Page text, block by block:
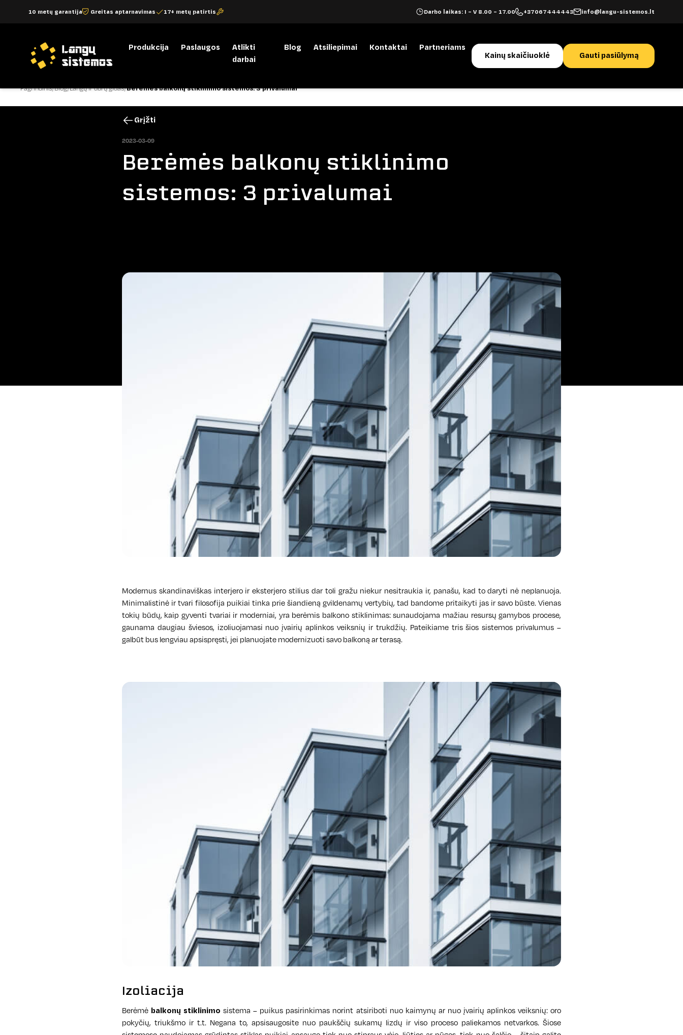
10 metų garantija Greitas aptarnavimas 17+ metų patirtis Darbo laikas: I – V 8.00 – 17.00 +37067444443 info@langu-sistemos.lt
Produkcija Paslaugos
Atlikti
darbai
Blog Atsiliepimai Kontaktai Partneriams
Kainų skaičiuoklė Gauti pasiūlymą
Pagrindinis Blog Langų ir durų gidas Berėmės balkonų stiklinimo sistemos: 3 privalumai
Grįžti
2023-03-09
Berėmės balkonų stiklinimo
sistemos: 3 privalumai
Modernus skandinaviškas interjero ir eksterjero stilius dar toli gražu niekur nesitraukia ir, panašu, kad to daryti nė neplanuoja.
Minimalistinė ir tvari filosofija puikiai tinka prie šiandieną gvildenamų vertybių, tad bandome pritaikyti jas ir savo būste. Vienas
tokių būdų, kaip gyventi tvariai ir moderniai, yra berėmis balkono stiklinimas: sunaudojama mažiau resursų gamybos procese,
gaunama daugiau šviesos, izoliuojamasi nuo įvairių aplinkos veiksnių ir trukdžių. Pateikiame tris šios sistemos privalumus –
galbūt bus lengviau apsispręsti, jei planuojate modernizuoti savo balkoną ar terasą.
Izoliacija
Berėmė balkonų stiklinimo sistema – puikus pasirinkimas norint atsiriboti nuo kaimynų ar nuo įvairių aplinkos veiksnių: oro
pokyčių, triukšmo ir t.t. Negana to, apsisaugosite nuo paukščių sukamų lizdų ir viso proceso paliekamos netvarkos. Šiose